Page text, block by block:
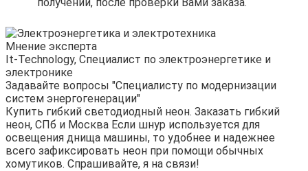
Мнение эксперта
It-Technology, Cпециалист по электроэнергетике и
электронике
Задавайте вопросы "Специалисту по модернизации
систем энергогенерации"
Купить гибкий светодиодный неон. Заказать гибкий
неон, СПб и Москва Если шнур используется для
освещения днища машины, то удобнее и надежнее
всего зафиксировать неон при помощи обычных
хомутиков. Спрашивайте, я на связи!